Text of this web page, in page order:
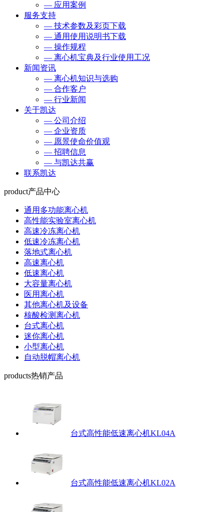
— 应用案例
服务支持
— 技术参数及彩页下载
— 通用使用说明书下载
— 操作规程
— 离心机宝典及行业使用工况
新闻资讯
— 离心机知识与选购
— 合作客户
— 行业新闻
关于凯达
— 公司介绍
— 企业资质
— 愿景使命价值观
— 招聘信息
— 与凯达共赢
联系凯达
product产品中心
通用多功能离心机
高性能实验室离心机
高速冷冻离心机
低速冷冻离心机
落地式离心机
高速离心机
低速离心机
大容量离心机
医用离心机
其他离心机及设备
核酸检测离心机
台式离心机
迷你离心机
小型离心机
自动脱帽离心机
products热销产品
台式高性能低速离心机KL04A
台式高性能低速离心机KL02A